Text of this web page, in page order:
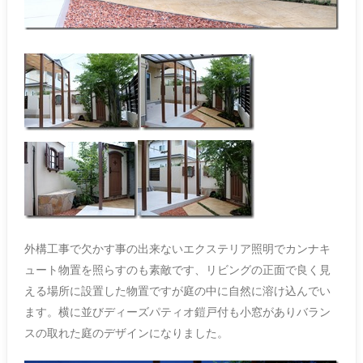
外構工事で欠かす事の出来ないエクステリア照明でカンナキ
ュート物置を照らすのも素敵です、リビングの正面で良く見
える場所に設置した物置ですが庭の中に自然に溶け込んでい
ます。横に並びディーズパティオ鎧戸付も小窓がありバラン
スの取れた庭のデザインになりました。